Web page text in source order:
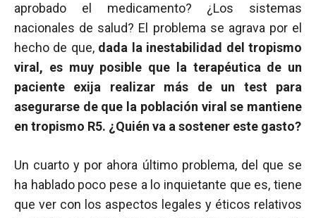
aprobado el medicamento? ¿Los sistemas
nacionales de salud? El problema se agrava por el
hecho de que, dada la inestabilidad del tropismo
viral, es muy posible que la terapéutica de un
paciente exija realizar más de un test para
asegurarse de que la población viral se mantiene
en tropismo R5. ¿Quién va a sostener este gasto?
Un cuarto y por ahora último problema, del que se
ha hablado poco pese a lo inquietante que es, tiene
que ver con los aspectos legales y éticos relativos